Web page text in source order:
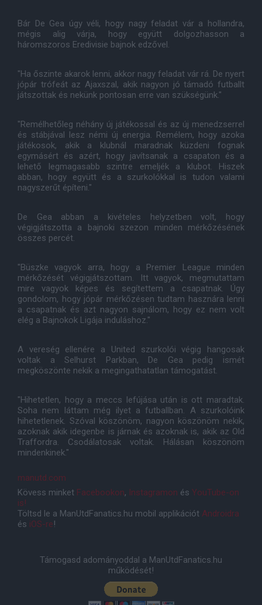
Bár De Gea úgy véli, hogy nagy feladat vár a hollandra,
mégis alig várja, hogy együtt dolgozhasson a
háromszoros Eredivisie bajnok edzővel.
"Ha őszinte akarok lenni, akkor nagy feladat vár rá. De nyert
jópár trófeát az Ajaxszal, akik nagyon jó támadó futballt
játszottak és nekünk pontosan erre van szükségünk."
"Remélhetőleg néhány új játékossal és az új menedzserrel
és stábjával lesz némi új energia. Remélem, hogy azoka
játékosok, akik a klubnál maradnak küzdeni fognak
egymásért és azért, hogy javítsanak a csapaton és a
lehető legmagasabb szintre emeljék a klubot. Hiszek
abban, hogy együtt és a szurkolókkal is tudon valami
nagyszerűt építeni."
De Gea abban a kivételes helyzetben volt, hogy
végigjátszotta a bajnoki szezon minden mérkőzésének
összes percét.
"Büszke vagyok arra, hogy a Premier League minden
mérkőzését végigjátszottam. Itt vagyok, megmutattam
mire vagyok képes és segítettem a csapatnak. Úgy
gondolom, hogy jópár mérkőzésen tudtam hasznára lenni
a csapatnak és azt nagyon sajnálom, hogy ez nem volt
elég a Bajnokok Ligája induláshoz."
A vereség ellenére a United szurkolói végig hangosak
voltak a Selhurst Parkban, De Gea pedig ismét
megköszönte nekik a megingathatatlan támogatást.
"Hihetetlen, hogy a meccs lefújása után is ott maradtak.
Soha nem láttam még ilyet a futballban. A szurkolóink
hihetetlenek. Szóval köszönöm, nagyon köszönöm nekik,
azoknak akik idegenbe is járnak és azoknak is, akik az Old
Traffordra. Csodálatosak voltak. Hálásan köszönöm
mindenkinek."
manutd.com
Kövess minket Facebookon, Instagramon és YouTube-on
is!
Töltsd le a ManUtdFanatics.hu mobil applikációt Androidra
és iOS-re!
Támogasd adományoddal a ManUtdFanatics.hu
működését!